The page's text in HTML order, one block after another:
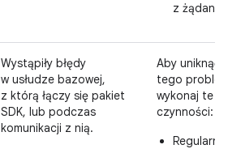
z
Wystąpiły błędy
w usłudze bazowej,
z którą łączy się pakiet
SDK, lub podczas
komunikacji z nią.
Aby uniknąć
tego
wykonaj te
czynności:
Regularnie